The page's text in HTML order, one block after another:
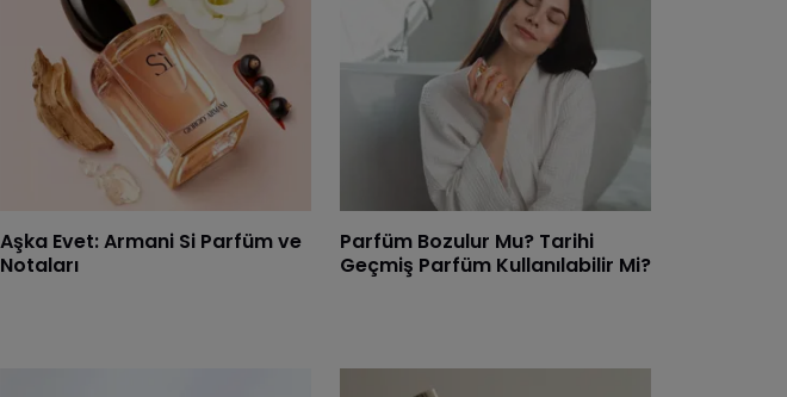
Aşka Evet: Armani Si Parfüm ve
Notaları
Parfüm Bozulur Mu? Tarihi
Geçmiş Parfüm Kullanılabilir Mi?